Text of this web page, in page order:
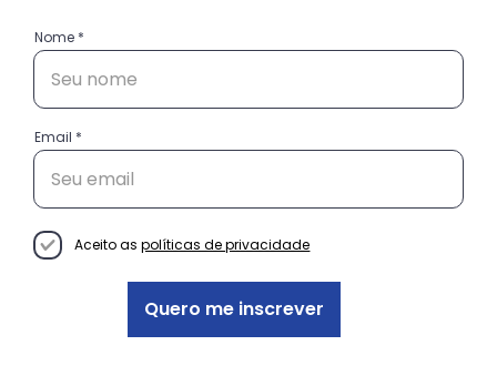
Conheça as histórias das
Nome
Email
Aceito as políticas de privacidade
Quero me inscrever